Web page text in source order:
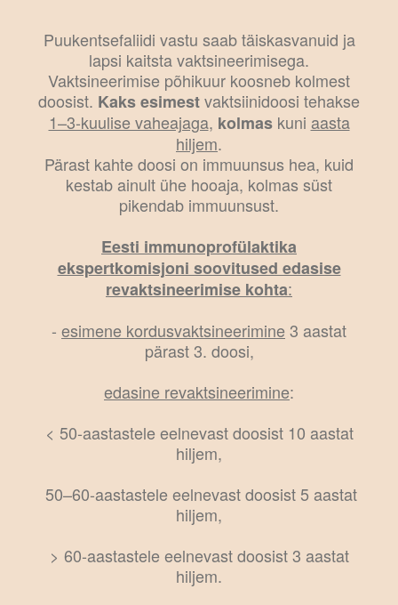
Puukentsefaliidi vastu saab täiskasvanuid ja
lapsi kaitsta vaktsineerimisega.
Vaktsineerimise põhikuur koosneb kolmest
doosist. Kaks esimestvaktsiinidoosi tehakse
1–3-kuulise vaheajaga, kolmaskuni aasta
hiljem.
Pärast kahte doosi on immuunsus hea, kuid
kestab ainult ühe hooaja, kolmas süst
pikendab immuunsust.
Eesti immunoprofülaktika
ekspertkomisjoni soovitused edasise
revaktsineerimise kohta:
- esimene kordusvaktsineerimine3 aastat
pärast 3. doosi,
edasine revaktsineerimine:
< 50-aastastele eelnevast doosist 10 aastat
hiljem,
50–60-aastastele eelnevast doosist 5 aastat
hiljem,
> 60-aastastele eelnevast doosist 3 aastat
hiljem.